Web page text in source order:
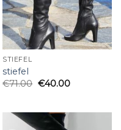
STIEFEL
stiefel
€71.00 €40.00